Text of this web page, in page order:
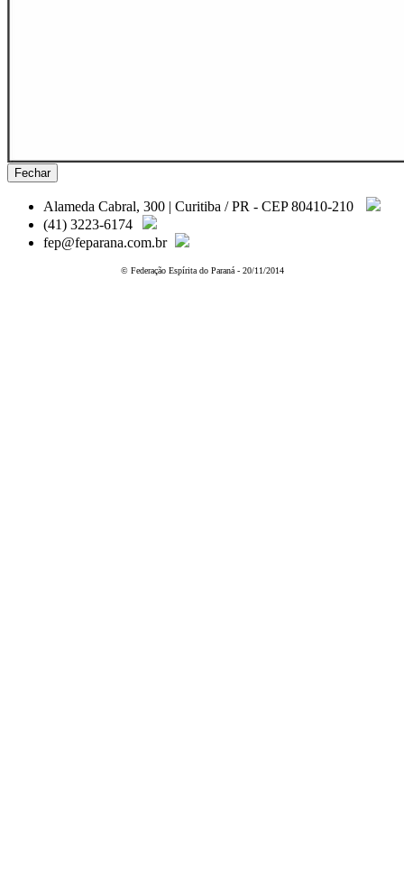
Fechar
Alameda Cabral, 300 | Curitiba / PR - CEP 80410-210
(41) 3223-6174
fep@feparana.com.br
© Federação Espírita do Paraná - 20/11/2014